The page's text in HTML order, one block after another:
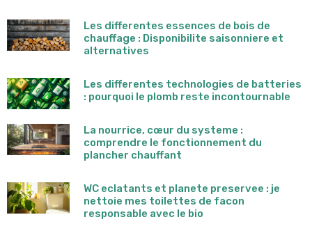
Les differentes essences de bois de
chauffage : Disponibilite saisonniere et
alternatives
Les differentes technologies de batteries
: pourquoi le plomb reste incontournable
La nourrice, cœur du systeme :
comprendre le fonctionnement du
plancher chauffant
WC eclatants et planete preservee : je
nettoie mes toilettes de facon
responsable avec le bio